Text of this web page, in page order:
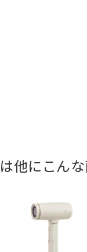
他にこんな